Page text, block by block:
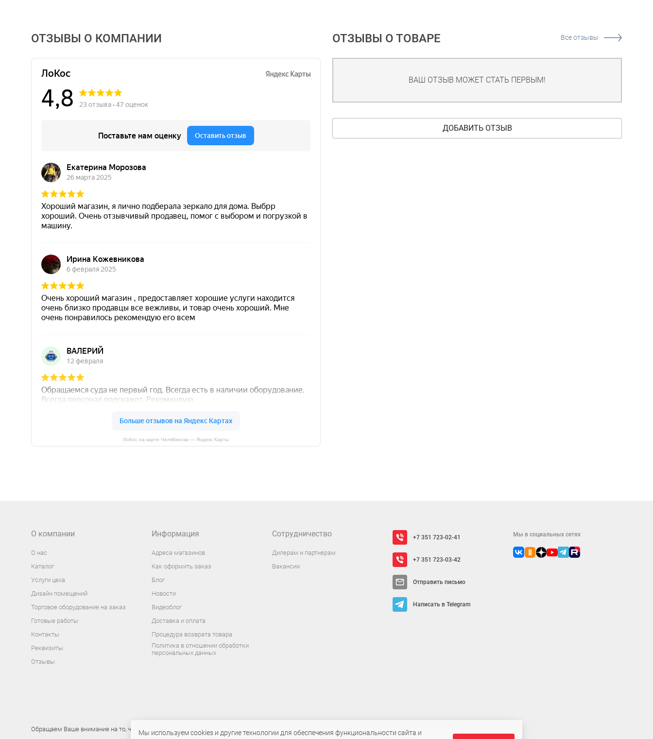
ОТЗЫВЫ О КОМПАНИИ
ЛоКос на карте Челябинска — Яндекс Карты
ОТЗЫВЫ О ТОВАРЕ Все отзывы
ВАШ ОТЗЫВ МОЖЕТ СТАТЬ ПЕРВЫМ!
ДОБАВИТЬ ОТЗЫВ
О компании
О нас
Каталог
Услуги цеха
Дизайн помещений
Торговое оборудование на заказ
Готовые работы
Контакты
Реквизиты
Отзывы
Информация
Адреса магазинов
Как оформить заказ
Блог
Новости
Видеоблог
Доставка и оплата
Процедура возврата товара
Политика в отношении обработки
персональных данных
Сотрудничество
Дилерам и партнерам
Вакансии
+7 351 723-02-41
+7 351 723-03-42
Отправить письмо
Написать в Telegram
Мы в социальных сетях
Обращаем Ваше внимание на то, что данный интернет-сайт носит исключительно информационный характер и ни при каких условиях не является публичной офертой
Мы используем cookies и другие технологии для обеспечения функциональности сайта и